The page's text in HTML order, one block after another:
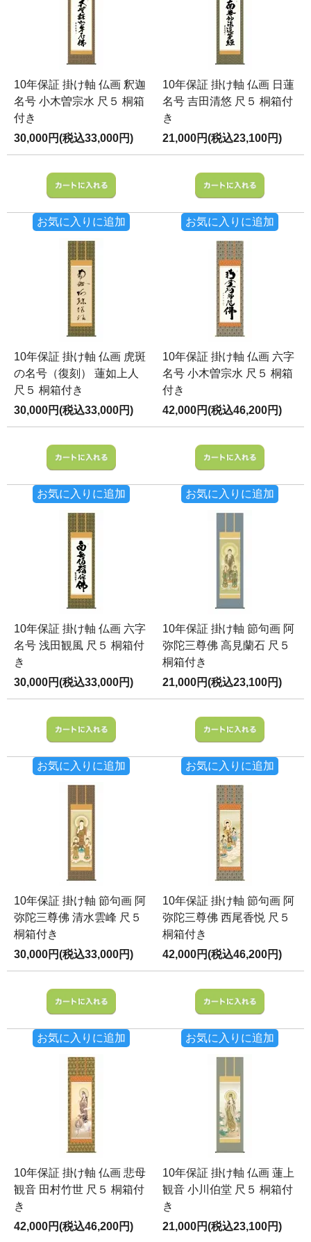
10年保証 掛け軸 仏画 釈迦
名号 小木曽宗水 尺５ 桐箱
付き
30,000円(税込33,000円)
お気に入りに追加
10年保証 掛け軸 仏画 日蓮
名号 吉田清悠 尺５ 桐箱付
き
21,000円(税込23,100円)
お気に入りに追加
10年保証 掛け軸 仏画 虎斑
の名号（復刻） 蓮如上人
尺５ 桐箱付き
30,000円(税込33,000円)
お気に入りに追加
10年保証 掛け軸 仏画 六字
名号 小木曽宗水 尺５ 桐箱
付き
42,000円(税込46,200円)
お気に入りに追加
10年保証 掛け軸 仏画 六字
名号 浅田観風 尺５ 桐箱付
き
30,000円(税込33,000円)
お気に入りに追加
10年保証 掛け軸 節句画 阿
弥陀三尊佛 高見蘭石 尺５
桐箱付き
21,000円(税込23,100円)
お気に入りに追加
10年保証 掛け軸 節句画 阿
弥陀三尊佛 清水雲峰 尺５
桐箱付き
30,000円(税込33,000円)
お気に入りに追加
10年保証 掛け軸 節句画 阿
弥陀三尊佛 西尾香悦 尺５
桐箱付き
42,000円(税込46,200円)
お気に入りに追加
10年保証 掛け軸 仏画 悲母
観音 田村竹世 尺５ 桐箱付
き
42,000円(税込46,200円)
10年保証 掛け軸 仏画 蓮上
観音 小川伯堂 尺５ 桐箱付
き
21,000円(税込23,100円)